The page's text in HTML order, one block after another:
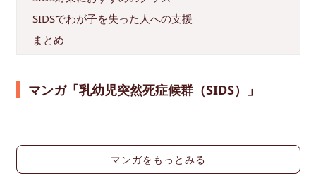
SIDSでわが子を失った人への支援
まとめ
マンガ「乳幼児突然死症候群（SIDS）」
マンガをもっとみる